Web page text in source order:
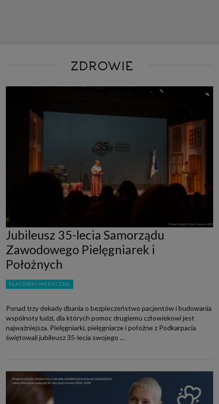
ZDROWIE
Jubileusz 35-lecia Samorządu
Zawodowego Pielęgniarek i
Położnych
PLACÓWKI MEDYCZNE
Ponad trzy dekady dbania o bezpieczeństwo pacjentów i budowania
wspólnoty ludzi, dla których pomoc drugiemu człowiekowi jest
najważniejsza. Pielęgniarki, pielęgniarze i położne z Podkarpacia
świętowali jubileusz 35-lecia swojego ...